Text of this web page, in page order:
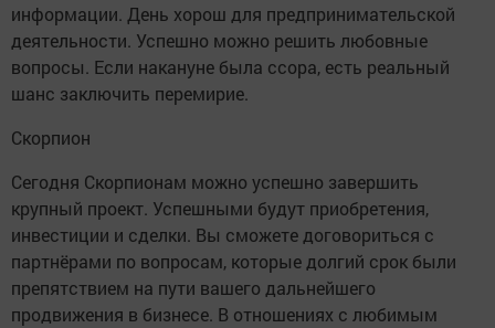
информации. День хорош для предпринимательской
деятельности. Успешно можно решить любовные
вопросы. Если накануне была ссора, есть реальный
шанс заключить перемирие.
Скорпион
Сегодня Скорпионам можно успешно завершить
крупный проект. Успешными будут приобретения,
инвестиции и сделки. Вы сможете договориться с
партнёрами по вопросам, которые долгий срок были
препятствием на пути вашего дальнейшего
продвижения в бизнесе. В отношениях с любимым